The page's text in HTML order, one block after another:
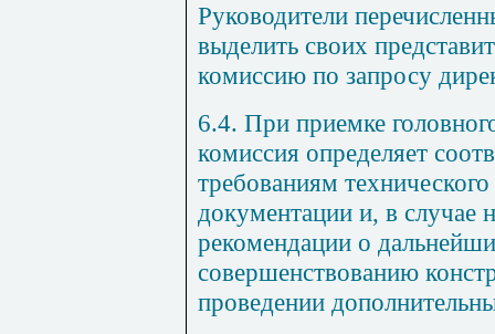
Руководители
выделить своих
комиссию по запросу
6.4. При приемке
комиссия определяет
требованиям
документации и, в случае
рекомендации о
совершенствованию
проведении